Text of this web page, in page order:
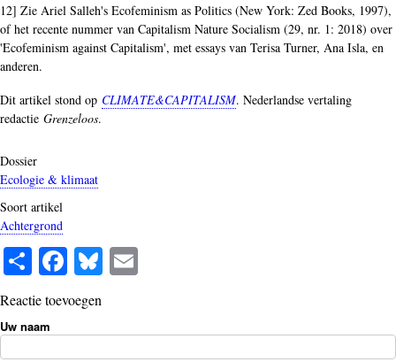
12] Zie Ariel Salleh's Ecofeminism as Politics (New York: Zed Books, 1997),
of het recente nummer van Capitalism Nature Socialism (29, nr. 1: 2018) over
'Ecofeminism against Capitalism', met essays van Terisa Turner, Ana Isla, en
anderen.
Dit artikel stond op CLIMATE&CAPITALISM. Nederlandse vertaling
redactie Grenzeloos.
Dossier
Ecologie & klimaat
Soort artikel
Achtergrond
S
ha
re
Fa
ce
bo
ok
Bl
ue
y
Reactie toevoegen
Uw naam